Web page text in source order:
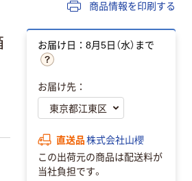
商品情報を印刷する
お届け日：8月5日（水）まで
お届け先：
直送品株式会社山櫻
この出荷元の商品は配送料が
当社負担です。